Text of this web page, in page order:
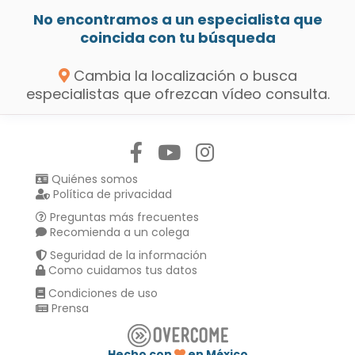
No encontramos a un especialista que
coincida con tu búsqueda
Cambia la localización o busca
especialistas que ofrezcan vídeo consulta.
Quiénes somos
Política de privacidad
Preguntas más frecuentes
Recomienda a un colega
Seguridad de la información
Como cuidamos tus datos
Condiciones de uso
Prensa